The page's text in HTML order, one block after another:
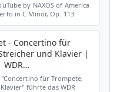
by NAXOS of America
in C Minor, Op. 113
- Concertino für
und Klavier |
für Trompete,
führte das WDR